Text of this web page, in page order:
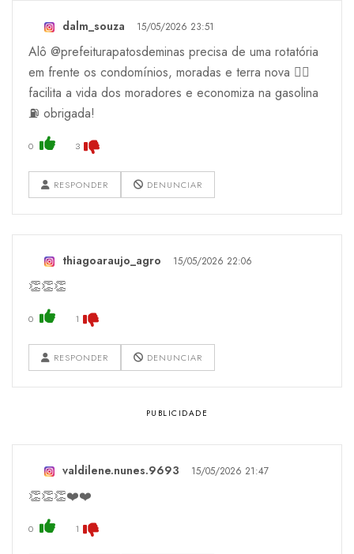
dalm_souza 15/05/2026 23:51
Alô @prefeiturapatosdeminas precisa de uma rotatória
em frente os condomínios, moradas e terra nova 👍🏻
facilita a vida dos moradores e economiza na gasolina
⛽️ obrigada!
0 3
RESPONDER DENUNCIAR
thiagoaraujo_agro 15/05/2026 22:06
👏👏👏
0 1
RESPONDER DENUNCIAR
valdilene.nunes.9693 15/05/2026 21:47
👏👏👏❤️❤️
0 1